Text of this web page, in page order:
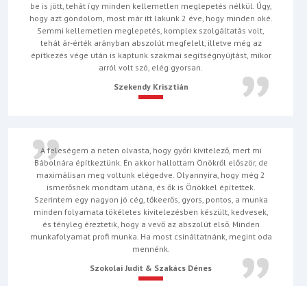
be is jött, tehát így minden kellemetlen meglepetés nélkül. Úgy,
hogy azt gondolom, most már itt lakunk 2 éve, hogy minden oké.
Semmi kellemetlen meglepetés, komplex szolgáltatás volt,
tehát ár-érték arányban abszolút megfelelt, illetve még az
építkezés vége után is kaptunk szakmai segítségnyújtást, mikor
arról volt szó, elég gyorsan.
Szekendy Krisztián
A feleségem a neten olvasta, hogy győri kivitelező, mert mi
Bábolnára építkeztünk. Én akkor hallottam Önökről először, de
maximálisan meg voltunk elégedve. Olyannyira, hogy még 2
ismerősnek mondtam utána, és ők is Önökkel építettek.
Szerintem egy nagyon jó cég, tőkeerős, gyors, pontos, a munka
minden folyamata tökéletes kivitelezésben készült, kedvesek,
és tényleg éreztetik, hogy a vevő az abszolút első. Minden
munkafolyamat profi munka. Ha most csináltatnánk, megint oda
mennénk.
Szokolai Judit & Szakács Dénes